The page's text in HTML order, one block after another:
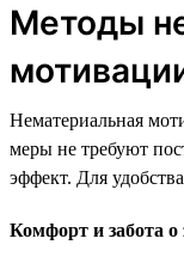
Методы
Нематериальная
меры не требуют
эффект. Для
Комфорт и забота о